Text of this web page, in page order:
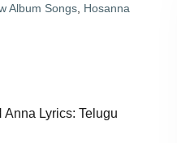
Album Songs Hosanna
Lyrics: Telugu